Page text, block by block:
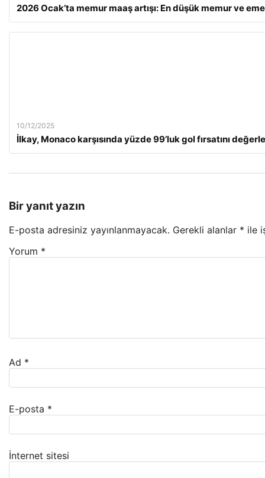
2026 Ocak’ta memur maaş artışı: En düşük memur ve
10/12/2025
İlkay, Monaco karşısında yüzde 99’luk gol fırsatını
Bir yanıt yazın
E-posta adresiniz yayınlanmayacak. Gerekli alanlar * ile
Yorum *
Ad *
E-posta *
İnternet sitesi